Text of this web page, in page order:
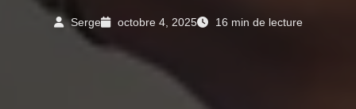
Serge octobre 4, 2025 16 min de lecture